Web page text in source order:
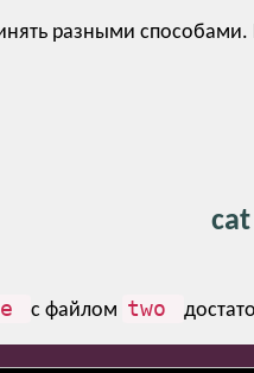
разными способами. В
cat
с файлом two